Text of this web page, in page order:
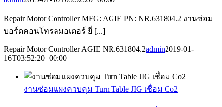
Repair Motor Controller MFG: AGIE PN: NR.631804.2 งานซ่อม
บอร์ดคอนโทรลมอเตอร์ ยี่ [...]
Repair Motor Controller AGIE NR.631804.2admin2019-01-
16T03:52:20+00:00
งานซ่อมแผงควบคุม Turn Table JIG เชื่อม Co2